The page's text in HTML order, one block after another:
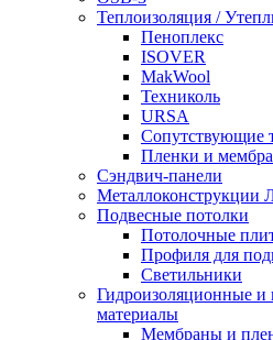
Теплоизоляция /
Пеноплекс
ISOVER
MakWool
Техниколь
URSA
Сопутствующие
Пленки и
Сэндвич-панели
Металлоконструкции
Подвесные потолки
Потолочные
Профиля для
Светильники
Гидроизоляционные и
материалы
Мембраны и